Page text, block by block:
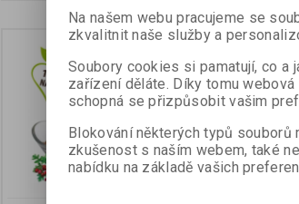
Na našem webu pracujeme se
zkvalitnit naše služby a
Soubory cookies si pamatují, co a
zařízení děláte. Díky tomu
schopná se přizpůsobit vašim
Blokování některých typů
zkušenost s naším webem, také
nabídku na základě vašich